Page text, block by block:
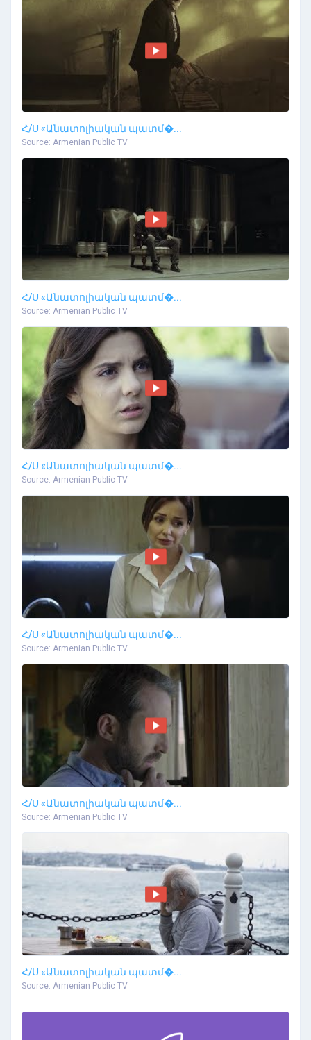
Հ/Ս «Անատոլիական պատմ�...
Source: Armenian Public TV
Հ/Ս «Անատոլիական պատմ�...
Source: Armenian Public TV
Հ/Ս «Անատոլիական պատմ�...
Source: Armenian Public TV
Հ/Ս «Անատոլիական պատմ�...
Source: Armenian Public TV
Հ/Ս «Անատոլիական պատմ�...
Source: Armenian Public TV
Հ/Ս «Անատոլիական պատմ�...
Source: Armenian Public TV